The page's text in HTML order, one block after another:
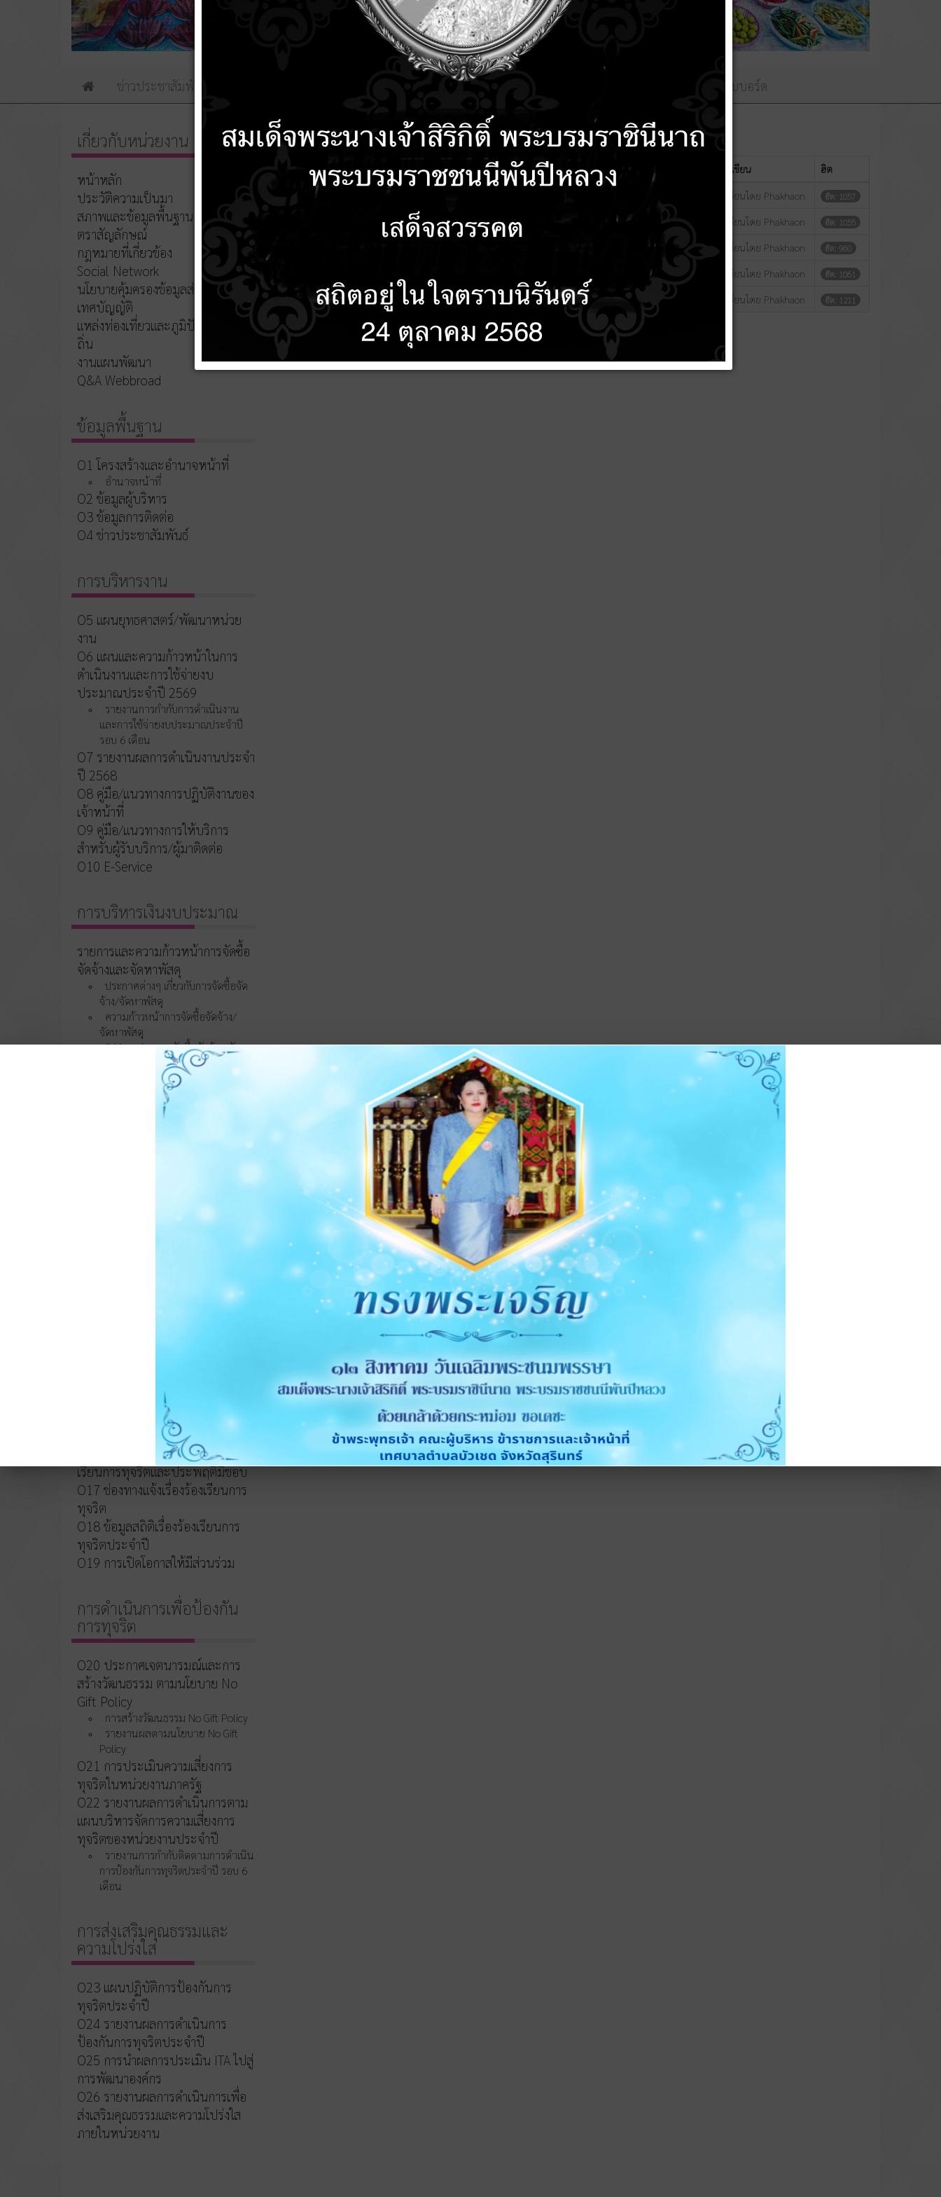
ข่าวประชาสัมพันธ์ ติดต่อเรา เว็บบอร์ด
ผู้เขียน ฮิต
รูปภาพประกอบ การมอบนโยบาย No Gift Policy พ.ศ. 2567 เขียนโดย Phakhaon ฮิต: 1057
ประชุมมอบนโยบาย No Gift Policy ให้กับพนักเทศบาลตำบลบัวเชด เขียนโดย Phakhaon ฮิต: 1055
ประชุมมอบนโยบายขับเคลื่อน No Gift Policy ของคณะบริหารและสมาชิกสภาเทศบาลตำบลบัวเชด พ.ศ.2567 เขียนโดย Phakhaon ฮิต: 960
เขียนโดย Phakhaon ฮิต: 1061
ประชุมเพื่อขับเคลื่อนนโยบาย No Gift Policy พ.ศ. 2567 เขียนโดย Phakhaon ฮิต: 1211
เกี่ยวกับหน่วยงาน
หน้าหลัก
ประวัติความเป็นมา
สภาพและข้อมูลพื้นฐาน
ตราสัญลักษณ์
กฎหมายที่เกี่ยวข้อง
Social Network
นโยบายคุ้มครองข้อมูลส่วนบุคคล
เทศบัญญัติ
แหล่งท่องเที่ยวและภูมิปัญญาท้อง
ถิ่น
งานแผนพัฒนา
Q&A Webbroad
ข้อมูลพื้นฐาน
O1 โครงสร้างและอำนาจหน้าที่
อำนาจหน้าที่
O2 ข้อมูลผู้บริหาร
O3 ข้อมูลการติดต่อ
O4 ข่าวประชาสัมพันธ์
การบริหารงาน
O5 แผนยุทธศาสตร์/พัฒนาหน่วย
งาน
O6 แผนและความก้าวหน้าในการ
ดำเนินงานและการใช้จ่ายงบ
ประมาณประจำปี 2569
รายงานการกำกับการดำเนินงาน
และการใช้จ่ายงบประมาณประจำปี
รอบ 6 เดือน
O7 รายงานผลการดำเนินงานประจำ
ปี 2568
O8 คู่มือ/แนวทางการปฏิบัติงานของ
เจ้าหน้าที่
O9 คู่มือ/แนวทางการให้บริการ
สำหรับผู้รับบริการ/ผู้มาติดต่อ
O10 E-Service
การบริหารเงินงบประมาณ
รายการและความก้าวหน้าการจัดซื้อ
จัดจ้างและจัดหาพัสดุ
ประกาศต่างๆ เกี่ยวกับการจัดซื้อจัด
จ้าง/จัดหาพัสดุ
ความก้าวหน้าการจัดซื้อจัดจ้าง/
จัดหาพัสดุ
O11 สรุปผลการจัดซื้อจัดจ้าง/จัดหา
O12 รายงานสรุปผลการจัดซื้อจัด
จ้าง/จัดหาพัสดุประจำปี
การบริหารและพัฒนา
O14 รายงานผลการบริหารและ
การส่งเสริมความโปร่งใส
O16 แนวปฏิบัติการจัดการเรื่องร้อง
เรียนการทุจริตและประพฤติมิชอบ
O17 ช่องทางแจ้งเรื่องร้องเรียนการ
ทุจริต
O18 ข้อมูลสถิติเรื่องร้องเรียนการ
ทุจริตประจำปี
O19 การเปิดโอกาสให้มีส่วนร่วม
การดำเนินการเพื่อป้องกัน
การทุจริต
O20 ประกาศเจตนารมณ์และการ
สร้างวัฒนธรรม ตามนโยบาย No
Gift Policy
การสร้างวัฒนธรรม No Gift Policy
รายงานผลตามนโยบาย No Gift
Policy
O21 การประเมินความเสี่ยงการ
ทุจริตในหน่วยงานภาครัฐ
O22 รายงานผลการดำเนินการตาม
แผนบริหารจัดการความเสี่ยงการ
ทุจริตของหน่วยงานประจำปี
รายงานการกำกับติดตามการดำเนิน
การป้องกันการทุจริตประจำปี รอบ 6
เดือน
การส่งเสริมคุณธรรมและ
ความโปร่งใส
O23 แผนปฏิบัติการป้องกันการ
ทุจริตประจำปี
O24 รายงานผลการดำเนินการ
ป้องกันการทุจริตประจำปี
O25 การนำผลการประเมิน ITA ไปสู่
การพัฒนาองค์กร
O26 รายงานผลการดำเนินการเพื่อ
ส่งเสริมคุณธรรมและความโปร่งใส
ภายในหน่วยงาน